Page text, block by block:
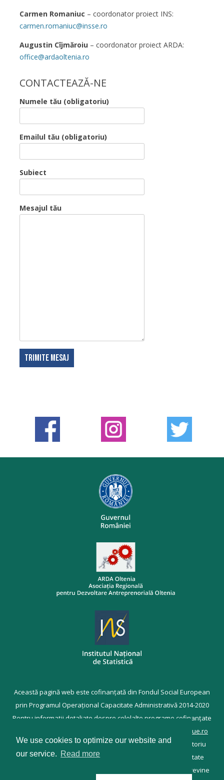
We use cookies to optimize our website and
our service. Read more
Carmen Romaniuc – coordonator proiect INS:
carmen.romaniuc@insse.ro
Augustin Cîjmăroiu – coordonator proiect ARDA:
office@ardaoltenia.ro
CONTACTEAZĂ-NE
Numele tău (obligatoriu)
Emailul tău (obligatoriu)
Subiect
Mesajul tău
Această pagină web este cofinanțată din Fondul Social European
prin Programul Operațional Capacitate Administrativă 2014-2020
Pentru informații detaliate despre celelalte programe cofinanțate
www.fonduri-ue.ro
Conținutul acestei pagini web nu reprezintă în mod obligatoriu
poziția oficială a Uniunii europene. Întreaga responsabilitate
asupra corectitudinii și coerenței informațiilor prezentate revine